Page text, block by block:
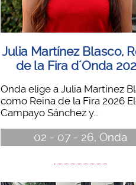
Julia Martínez Blasco,
de la Fira d´Onda
Onda elige a Julia Martínez
como Reina de la Fira 2026
Campayo Sánchez y...
02 - 07 - 26, Onda